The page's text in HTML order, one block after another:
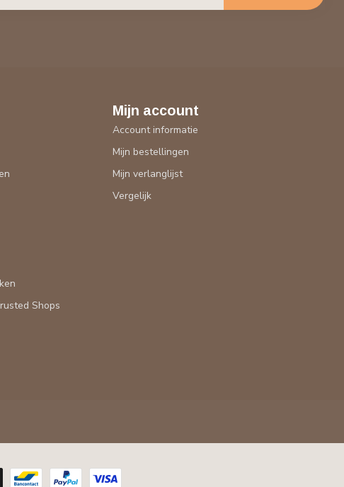
Shops
Mijn account
Account informatie
Mijn bestellingen
Mijn verlanglijst
Vergelijk